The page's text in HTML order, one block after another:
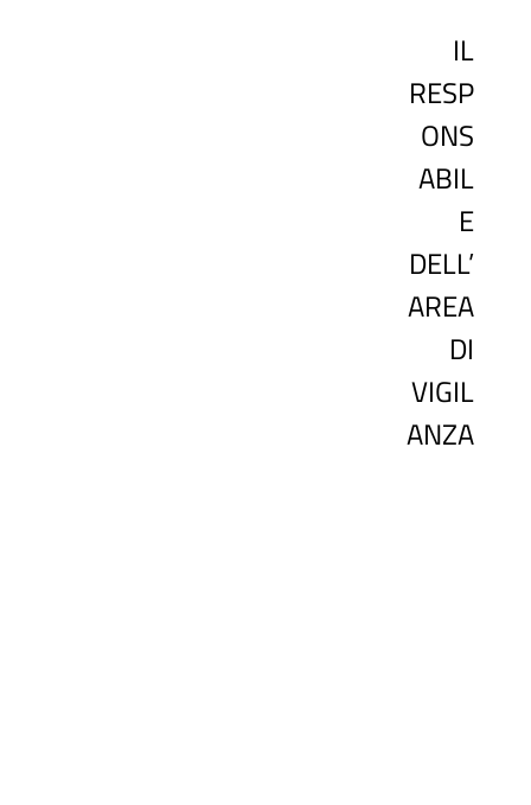
IL
RESP
ONS
ABIL
E
DELL’
AREA
DI
VIGIL
ANZA